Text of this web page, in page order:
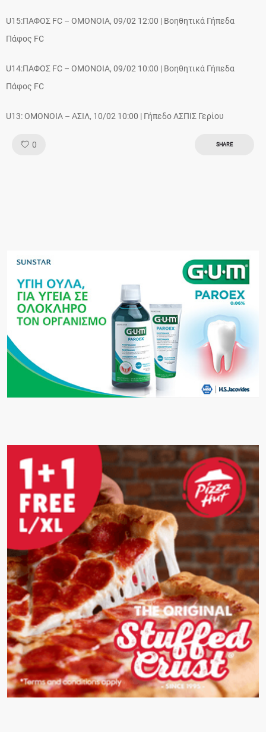
U15:ΠΑΦΟΣ FC – OMONOIA, 09/02 12:00 | Βοηθητικά Γήπεδα
Πάφος FC
U14:ΠΑΦΟΣ FC – OMONOIA, 09/02 10:00 | Βοηθητικά Γήπεδα
Πάφος FC
U13: ΟΜΟΝΟΙΑ – ΑΣΙΛ, 10/02 10:00 | Γήπεδο ΑΣΠΙΣ Γερίου
0 SHARE